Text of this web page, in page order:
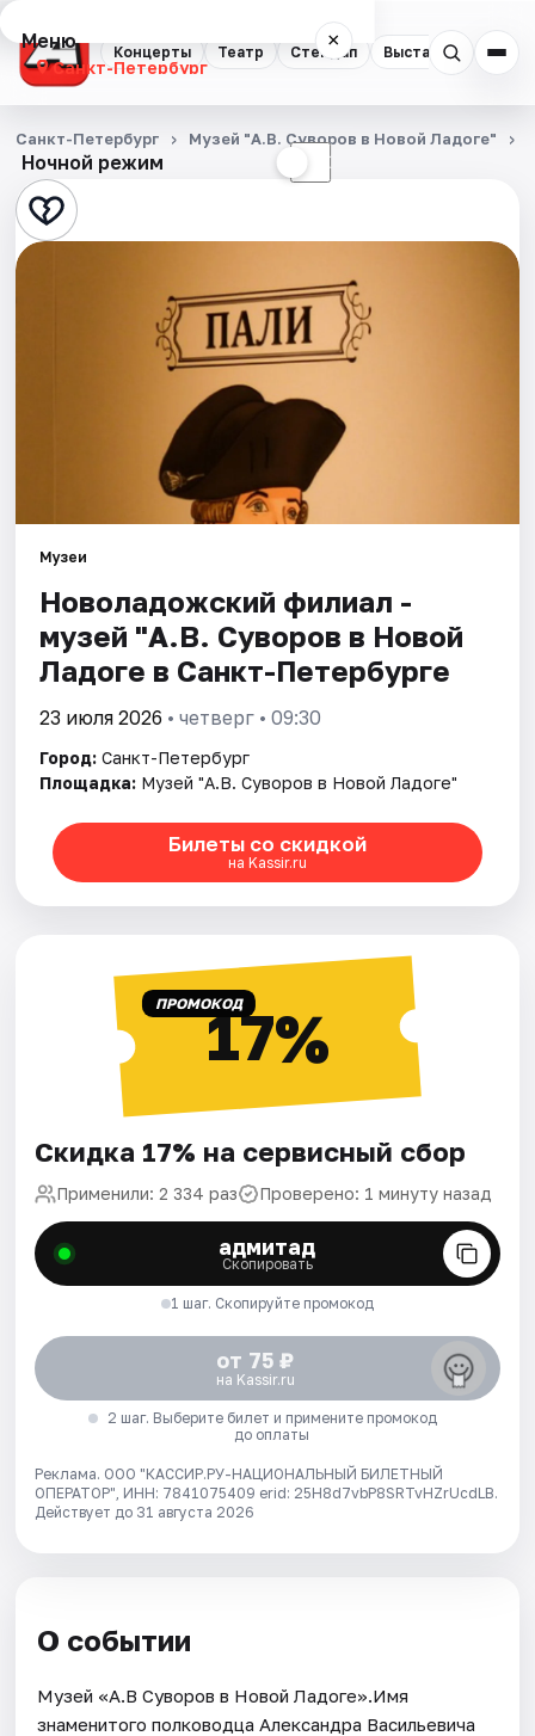
Концерты Театр Стендап Выставки
Меню ×
Санкт-Петербург
Концерты
Театр
Стендап
Города
Площадки
Артисты
Рейтинги
Ночной режим ☾
Санкт-Петербург Музей "А.В. Суворов в Новой Ладоге"
Музеи
Новоладожский филиал -
музей "А.В. Суворов в Новой
Ладоге в Санкт-Петербурге
23 июля 2026 • четверг • 09:30
Город: Санкт-Петербург
Площадка: Музей "А.В. Суворов в Новой Ладоге"
Билеты со скидкой
на Kassir.ru
ПРОМОКОД17%
Скидка 17% на сервисный сбор
Применили: 2 334 раз Проверено: 1 минуту назад
адмитад
Скопировать
1 шаг. Скопируйте промокод
от 75 ₽
на Kassir.ru
2 шаг. Выберите билет и примените промокод
до оплаты
Реклама. ООО "КАССИР.РУ-НАЦИОНАЛЬНЫЙ БИЛЕТНЫЙ
ОПЕРАТОР", ИНН: 7841075409 erid: 25H8d7vbP8SRTvHZrUcdLB.
Действует до 31 августа 2026
О событии
Музей «А.В Суворов в Новой Ладоге».Имя
знаменитого полководца Александра Васильевича